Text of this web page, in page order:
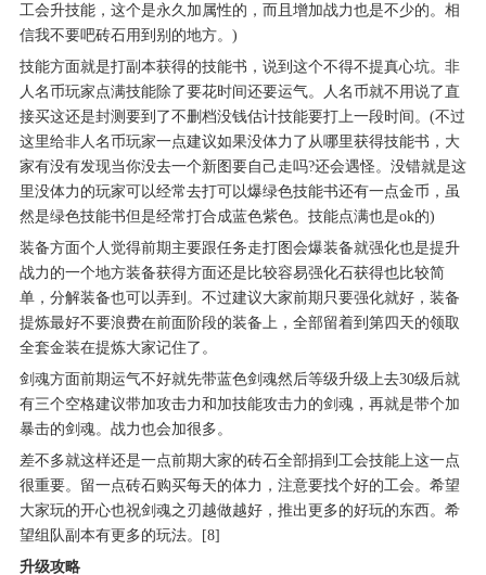
工会升技能，这个是永久加属性的，而且增加战力也是不少的。相
信我不要吧砖石用到别的地方。)
技能方面就是打副本获得的技能书，说到这个不得不提真心坑。非
人名币玩家点满技能除了要花时间还要运气。人名币就不用说了直
接买这还是封测要到了不删档没钱估计技能要打上一段时间。(不过
这里给非人名币玩家一点建议如果没体力了从哪里获得技能书，大
家有没有发现当你没去一个新图要自己走吗?还会遇怪。没错就是这
里没体力的玩家可以经常去打可以爆绿色技能书还有一点金币，虽
然是绿色技能书但是经常打合成蓝色紫色。技能点满也是ok的)
装备方面个人觉得前期主要跟任务走打图会爆装备就强化也是提升
战力的一个地方装备获得方面还是比较容易强化石获得也比较简
单，分解装备也可以弄到。不过建议大家前期只要强化就好，装备
提炼最好不要浪费在前面阶段的装备上，全部留着到第四天的领取
全套金装在提炼大家记住了。
剑魂方面前期运气不好就先带蓝色剑魂然后等级升级上去30级后就
有三个空格建议带加攻击力和加技能攻击力的剑魂，再就是带个加
暴击的剑魂。战力也会加很多。
差不多就这样还是一点前期大家的砖石全部捐到工会技能上这一点
很重要。留一点砖石购买每天的体力，注意要找个好的工会。希望
大家玩的开心也祝剑魂之刃越做越好，推出更多的好玩的东西。希
望组队副本有更多的玩法。[8]
升级攻略